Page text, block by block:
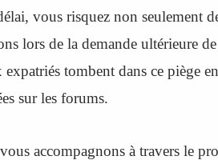
vous risquez non seulement
lors de la demande ultérieure
tombent dans ce piège
sur les forums.
accompagnons à travers le